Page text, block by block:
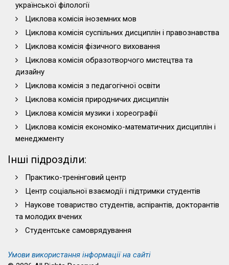
української філології
Циклова комісія іноземних мов
Циклова комісія суспільних дисциплін і правознавства
Циклова комісія фізичного виховання
Циклова комісія образотворчого мистецтва та
дизайну
Циклова комісія з педагогічної освіти
Циклова комісія природничих дисциплін
Циклова комісія музики і хореографії
Циклова комісія економіко-математичних дисциплін і
менеджменту
Інші підрозділи:
Практико-тренінговий центр
Центр соціальної взаємодії і підтримки студентів
Наукове товариство студентів, аспірантів, докторантів
та молодих вчених
Студентське самоврядування
Умови використання інформації на сайті